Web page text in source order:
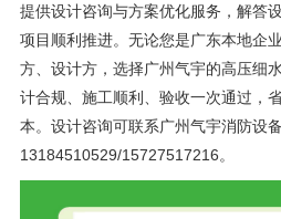
提供设计咨询与方案优化服务，解答
项目顺利推进。无论您是广东本地企
方、设计方，选择广州气宇的高压细
计合规、施工顺利、验收一次通过，
本。设计咨询可联系广州气宇消防设
13184510529/15727517216。